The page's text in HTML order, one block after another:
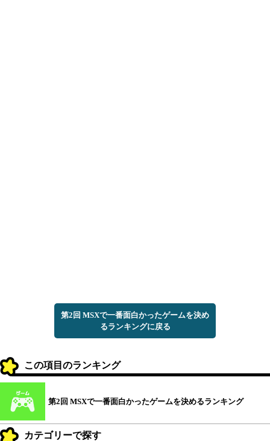
第2回 MSXで一番面白かったゲームを決め
るランキングに戻る
この項目のランキング
第2回 MSXで一番面白かったゲームを決めるランキング
カテゴリーで探す